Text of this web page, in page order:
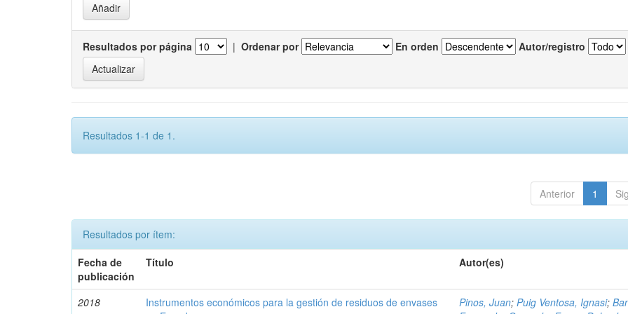
Resultados por página | Ordenar por En orden Autor/registro
Resultados 1-1 de 1.
Anterior 1
Resultados por ítem:
Fecha de
publicación
Título Autor(es)
2018
Instrumentos económicos para la gestión de residuos de envases
Pinos, Juan;Puig Ventosa, Ignasi;